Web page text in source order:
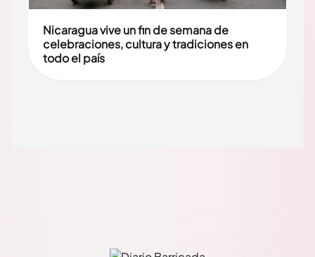
Nicaragua vive un fin de semana de
celebraciones, cultura y tradiciones en
todo el país